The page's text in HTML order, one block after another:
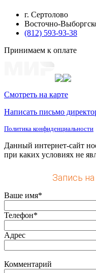
г. Сертолово
Восточно-
(812) 593-93-38
Принимаем к оплате
Смотреть на карте
Написать письмо
Политика конфиденциальности
Данный интернет-сайт
при каких условиях не
Запись
Ваше имя*
Телефон*
Адрес
Комментарий